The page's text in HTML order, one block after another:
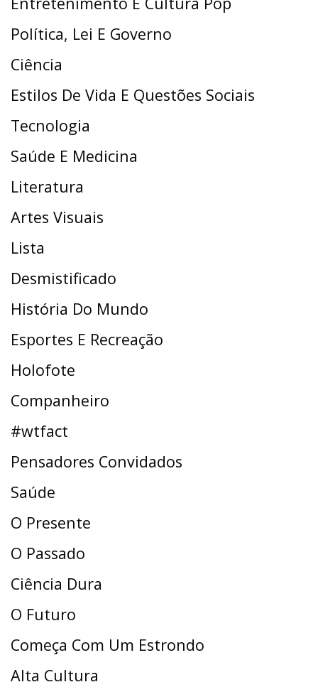
Política, Lei E Governo
Ciência
Estilos De Vida E Questões Sociais
Tecnologia
Saúde E Medicina
Literatura
Artes Visuais
Lista
Desmistificado
História Do Mundo
Esportes E Recreação
Holofote
Companheiro
#wtfact
Pensadores Convidados
Saúde
O Presente
O Passado
Ciência Dura
O Futuro
Começa Com Um Estrondo
Alta Cultura